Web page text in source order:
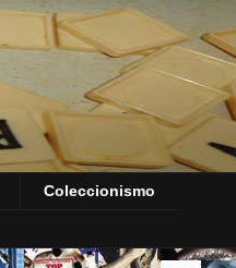
Coleccionismo